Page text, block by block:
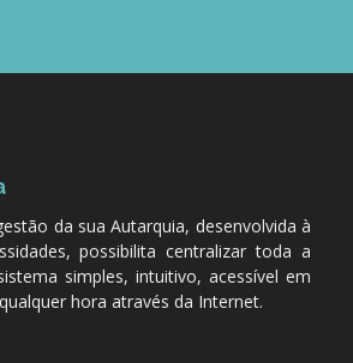
da sua Autarquia, desenvolvida à
possibilita centralizar toda a
simples, intuitivo, acessível em
hora através da Internet.